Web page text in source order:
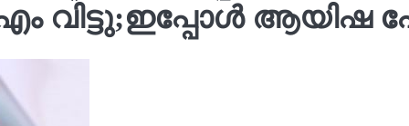
വിട്ടു;ഇപ്പോൾ ആയിഷ